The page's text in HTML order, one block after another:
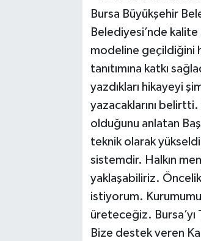
Bursa Büyükşehir
Belediyesi’nde kalite
modeline geçildiğini
tanıtımına katkı
yazdıkları hikayeyi
yazacaklarını
olduğunu anlatan
teknik olarak
sistemdir. Halkın
yaklaşabiliriz.
istiyorum.
üreteceğiz.
Bize destek veren